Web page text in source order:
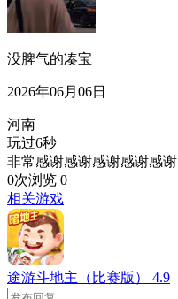
没脾气的凑宝
2026年06月06日
河南
玩过6秒
非常感谢感谢感谢感谢感谢
0次浏览 0
相关游戏
途游斗地主（比赛版） 4.9